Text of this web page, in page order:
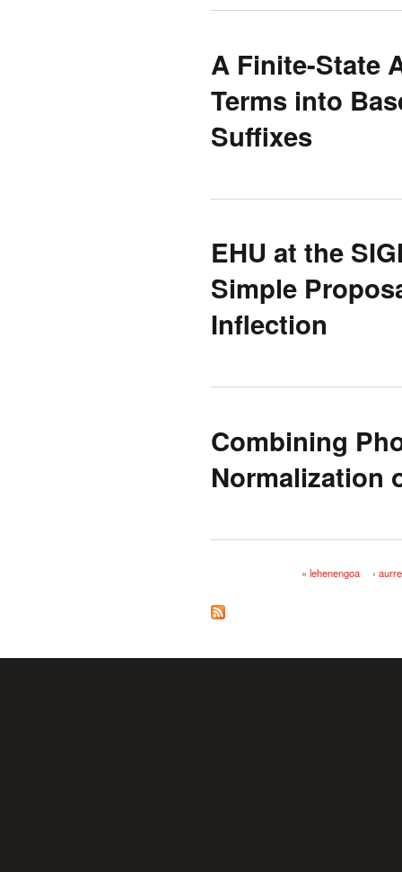
A Finite-State
Terms into
Suffixes
EHU at the
Simple
Inflection
Combining
Normalization
« lehenengoa ‹